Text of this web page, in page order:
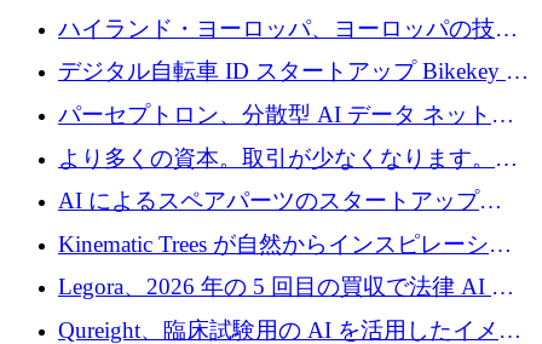
門知識によるバイオ医薬品の品質管理を拡大
ハイランド・ヨーロッパ、ヨーロッパの技術
規模拡大を支援するために11億ユーロのファ
ンドVIを閉鎖
デジタル自転車 ID スタートアップ Bikekey が
TÖNNJES への投資を確保
パーセプトロン、分散型 AI データ ネットワ
ークの構築に 650 万ドルを調達
より多くの資本。取引が少なくなります。
2026 年上半期がヨーロッパのテクノロジーに
ついて語ること
AI によるスペアパーツのスタートアップ
Intropy が 1,100 万ドルを調達
Kinematic Trees が自然からインスピレーショ
ンを得たロボット ソフトウェアを拡張するた
めに 58 万 5,000 ポンドを調達
Legora、2026 年の 5 回目の買収で法律 AI ス
タートアップ Wexler を買収
Qureight、臨床試験用の AI を活用したイメー